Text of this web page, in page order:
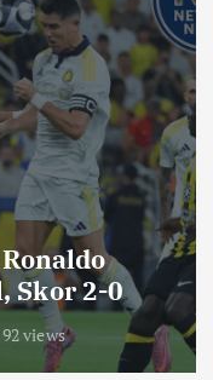
Skor 2-0
92 views